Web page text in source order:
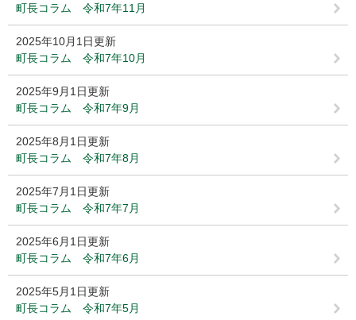
町長コラム 令和7年11月
2025年10月1日更新
町長コラム 令和7年10月
2025年9月1日更新
町長コラム 令和7年9月
2025年8月1日更新
町長コラム 令和7年8月
2025年7月1日更新
町長コラム 令和7年7月
2025年6月1日更新
町長コラム 令和7年6月
2025年5月1日更新
町長コラム 令和7年5月